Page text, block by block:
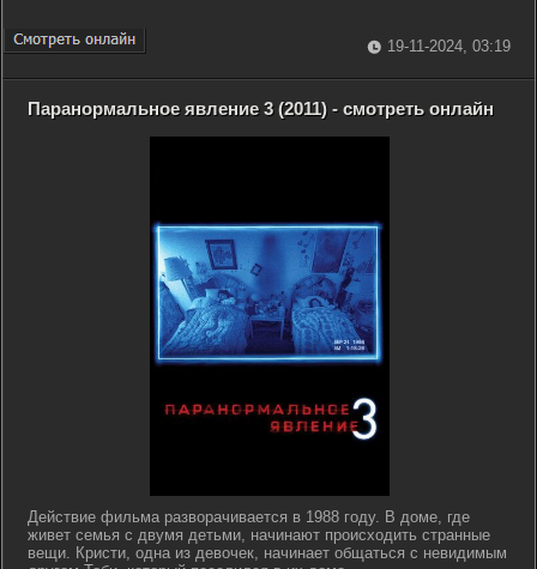
19-11-2024, 03:19
Паранормальное явление 3 (2011) - смотреть онлайн
Действие фильма разворачивается в 1988 году. В доме, где
живет семья с двумя детьми, начинают происходить странные
вещи. Кристи, одна из девочек, начинает общаться с невидимым